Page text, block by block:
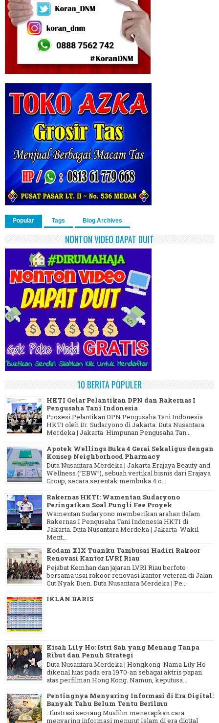
Popular Tags Blog Archives
NONTON VIDEO DAPAT DUIT
10 BERITA POPULER
HKTI Gelar Pelantikan DPN dan Rakernas I
Pengusaha Tani Indonesia
Prosesi Pelantikan DPN Pengusaha Tani Indonesia
HKTI oleh Dr. Sudaryono di Jakarta. Duta Nusantara
Merdeka | Jakarta Himpunan Pengusaha Tan...
Apotek Wellings Buka 4 Gerai Sekaligus dengan
Konsep Neighborhood Pharmacy
Duta Nusantara Merdeka | Jakarta Erajaya Beauty and
Wellness (“EBW”), sebuah vertikal bisnis dari Erajaya
Group, secara serentak membuka 4 o...
Rakernas HKTI: Wamentan Sudaryono
Peringatkan Soal Pungli Fee Proyek
Wamentan Sudaryono memberikan arahan dalam
Rakernas I Pengusaha Tani Indonesia HKTI di
Jakarta. Duta Nusantara Merdeka | Jakarta Wakil
Ment...
Kodam XIX Tuanku Tambusai Hadiri Rakoor
Renovasi Kantor LVRI Riau
Pejabat Kemhan dan jajaran LVRI Riau berfoto
bersama usai rakoor renovasi kantor veteran di Jalan
Cut Nyak Dien. Duta Nusantara Merdeka | Pe...
IKLAN BARIS
Kisah Lily Ho: Istri Sah yang Menang Tanpa
Ribut dan Penuh Strategi
Duta Nusantara Merdeka | Hongkong Nama Lily Ho
dikenal luas pada era 1970-an sebagai aktris papan
atas perfilman Hong Kong. Namun, keputusa...
Pentingnya Menyaring Informasi di Era Digital:
Banyak Tahu Belum Tentu Berilmu
. Ilustrasi seorang Muslilm menerapkan cara
menyaring informasi menurut Islam di era digital